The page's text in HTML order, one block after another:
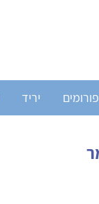
פורומים יריד